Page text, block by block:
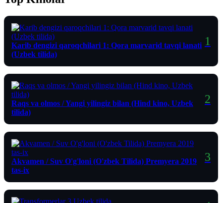
Karib dengizi qaroqchilari 1: Qora marvarid tavqi lanati
(Uzbek tilida)
Raqs va olmos / Yangi yilingiz bilan (Hind kino, Uzbek
tilida)
Akvamen / Suv O'g'loni (O'zbek Tilida) Premyera 2019
tas-ix